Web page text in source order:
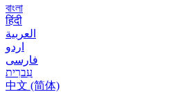
বাংলা
हिंदी
العربية
اردو
فارسی
עִברִית
中文 (简体)